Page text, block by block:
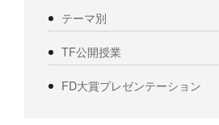
テーマ別
TF公開授業
FD大賞プレゼンテーション